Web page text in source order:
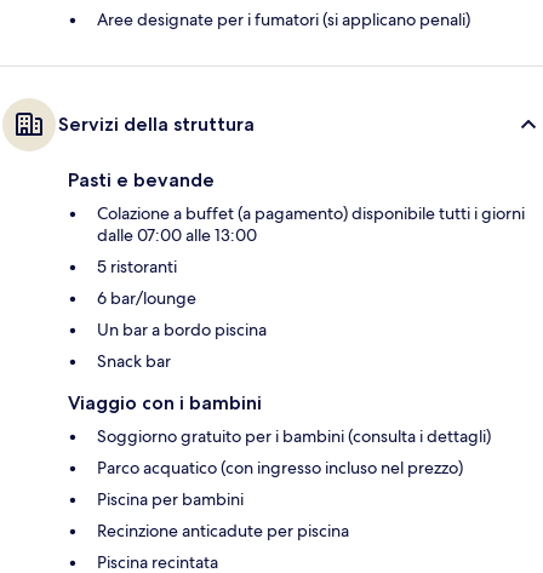
Aree designate per i fumatori (si applicano penali)
Servizi della struttura
Pasti e bevande
Colazione a buffet (a pagamento) disponibile tutti i giorni
dalle 07:00 alle 13:00
5 ristoranti
6 bar/lounge
Un bar a bordo piscina
Snack bar
Viaggio con i bambini
Soggiorno gratuito per i bambini (consulta i dettagli)
Parco acquatico (con ingresso incluso nel prezzo)
Piscina per bambini
Recinzione anticadute per piscina
Piscina recintata